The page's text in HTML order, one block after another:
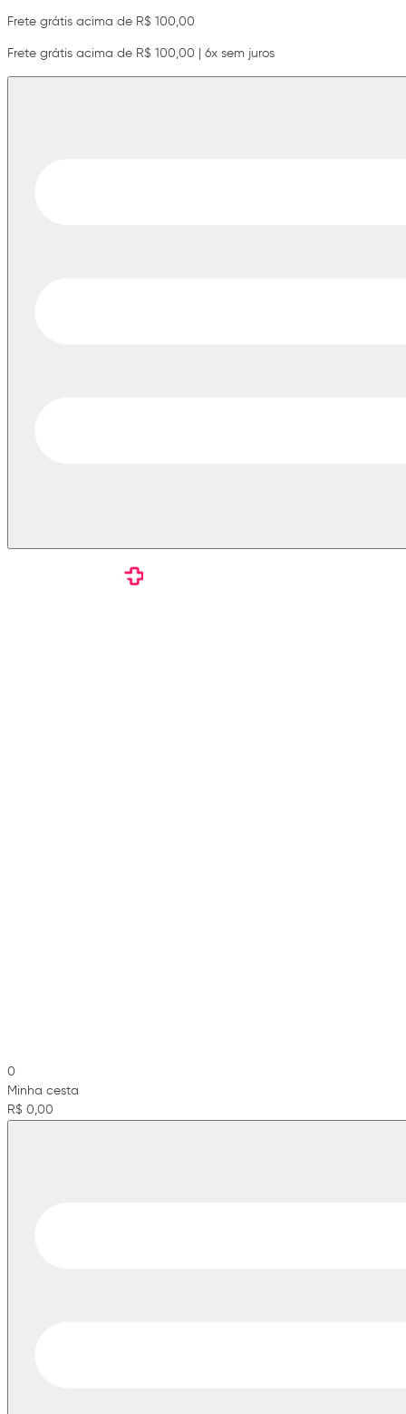
Frete grátis acima de R$ 100,00
Frete grátis acima de R$ 100,00 | 6x sem juros
0
Minha cesta
R$ 0,00